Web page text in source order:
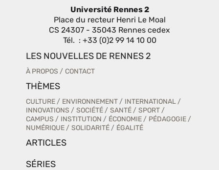
Université Rennes 2
Place du recteur Henri Le Moal
CS 24307 - 35043 Rennes cedex
Tél. : +33 (0)2 99 14 10 00
LES NOUVELLES DE RENNES 2
À PROPOS CONTACT
THÈMES
CULTURE ENVIRONNEMENT
INTERNATIONAL
INNOVATIONS
SOCIÉTÉ SANTÉ
SPORT
CAMPUS
INSTITUTION ÉCONOMIE
PÉDAGOGIE
NUMÉRIQUE
SOLIDARITÉ ÉGALITÉ
ARTICLES
SÉRIES